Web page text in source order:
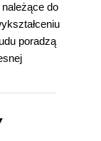
do
poradzą